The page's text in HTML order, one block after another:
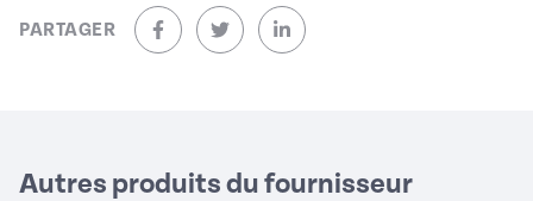
PARTAGER
sur Facebook (nouvelle fenêtre)
sur Twitter (nouvelle fenêtre)
sur Linkedin (nouvelle fenêtre)
Autres produits du fournisseur